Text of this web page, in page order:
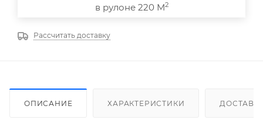
в рулоне 220 М2
Рассчитать доставку
ОПИСАНИЕ ХАРАКТЕРИСТИКИ